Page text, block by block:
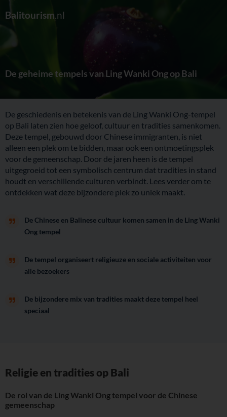
Balitourism.nl
De geheime tempels van Ling Wanki Ong op Bali
De geschiedenis en betekenis van de Ling Wanki Ong-tempel
op Bali laten zien hoe geloof, cultuur en tradities samenkomen.
Deze tempel, gebouwd door Chinese immigranten, is niet
alleen een plek om te bidden, maar ook een ontmoetingsplek
voor de gemeenschap. Door de jaren heen is de tempel
uitgegroeid tot een symbolisch centrum dat tradities in stand
houdt en verschillende culturen verbindt. Lees verder om te
ontdekken wat deze bijzondere plek zo uniek maakt.
De Chinese en Balinese cultuur komen samen in de Ling Wanki
Ong tempel
De tempel organiseert religieuze en sociale activiteiten voor
alle bezoekers
De bijzondere mix van tradities maakt deze tempel heel
speciaal
Religie en tradities op Bali
De rol van de Ling Wanki Ong tempel voor de Chinese
gemeenschap